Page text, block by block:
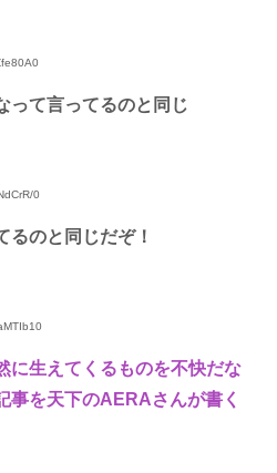
って言ってるのと同じ
0
るのと同じだぞ！
に生えてくるものを不快だな
事を天下のAERAさんが書く